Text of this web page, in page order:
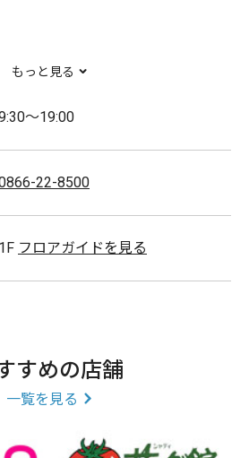
もっと見る
～19:00
22-8500
1F フロアガイドを見る
すめの店舗
一覧を見る